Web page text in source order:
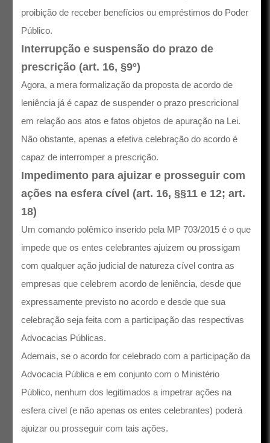
proibição de receber benefícios ou empréstimos do Poder
Público.
Interrupção e suspensão do prazo de
prescrição (art. 16, §9º)
Agora, a mera formalização da proposta de acordo de
leniência já é capaz de suspender o prazo prescricional
em relação aos atos e fatos objetos de apuração na Lei.
Não obstante, apenas a efetiva celebração do acordo é
capaz de interromper a prescrição.
Impedimento para ajuizar e prosseguir com
ações na esfera cível (art. 16, §§11 e 12; art.
18)
Um comando polêmico inserido pela MP 703/2015 é o que
impede que os entes celebrantes ajuizem ou prossigam
com qualquer ação judicial de natureza cível contra as
empresas que celebrem acordo de leniência, desde que
expressamente previsto no acordo e desde que sua
celebração seja feita com a participação das respectivas
Advocacias Públicas.
Ademais, se o acordo for celebrado com a participação da
Advocacia Pública e em conjunto com o Ministério
Público, nenhum dos legitimados a impetrar ações na
esfera cível (e não apenas os entes celebrantes) poderá
ajuizar ou prosseguir com tais ações.